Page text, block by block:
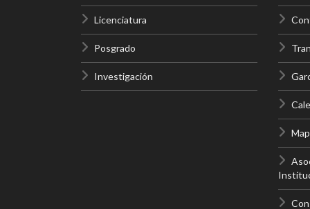
Licenciatura
Posgrado
Investigación